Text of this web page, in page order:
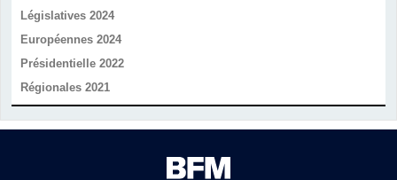
Législatives 2024
Européennes 2024
Présidentielle 2022
Régionales 2021